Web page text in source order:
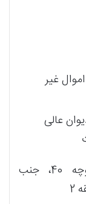
غیر
عالی
آدرس: اصفهان، خیابان بزرگمهر، کوچه 40، جنب